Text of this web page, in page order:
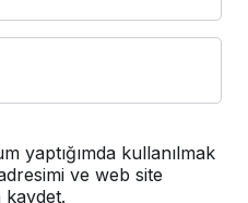
yaptığımda kullanılmak
ve web site
kaydet.